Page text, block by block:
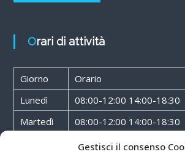
Gestisci il consenso
Orari di attività
Giorno
Orario
Lunedì
08:00-12:00 14:00-18:30
Martedì
08:00-12:00 14:00-18:30
08:00-12:00 14:00-18:30